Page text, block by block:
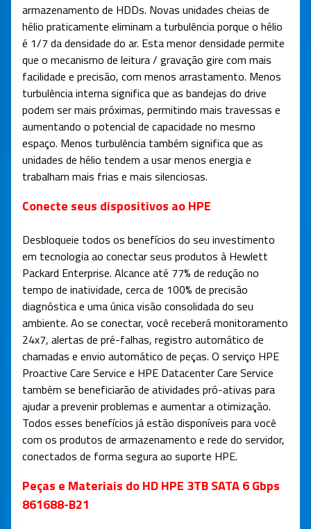
armazenamento de HDDs. Novas unidades cheias de
hélio praticamente eliminam a turbulência porque o hélio
é 1/7 da densidade do ar. Esta menor densidade permite
que o mecanismo de leitura / gravação gire com mais
facilidade e precisão, com menos arrastamento. Menos
turbulência interna significa que as bandejas do drive
podem ser mais próximas, permitindo mais travessas e
aumentando o potencial de capacidade no mesmo
espaço. Menos turbulência também significa que as
unidades de hélio tendem a usar menos energia e
trabalham mais frias e mais silenciosas.
Conecte seus dispositivos ao HPE
Desbloqueie todos os benefícios do seu investimento
em tecnologia ao conectar seus produtos à Hewlett
Packard Enterprise. Alcance até 77% de redução no
tempo de inatividade, cerca de 100% de precisão
diagnóstica e uma única visão consolidada do seu
ambiente. Ao se conectar, você receberá monitoramento
24x7, alertas de pré-falhas, registro automático de
chamadas e envio automático de peças. O serviço HPE
Proactive Care Service e HPE Datacenter Care Service
também se beneficiarão de atividades pró-ativas para
ajudar a prevenir problemas e aumentar a otimização.
Todos esses benefícios já estão disponíveis para você
com os produtos de armazenamento e rede do servidor,
conectados de forma segura ao suporte HPE.
Peças e Materiais do HD HPE 3TB SATA 6 Gbps
861688-B21